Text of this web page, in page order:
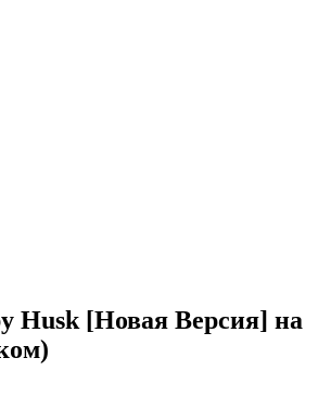
Husk [Новая Версия] на